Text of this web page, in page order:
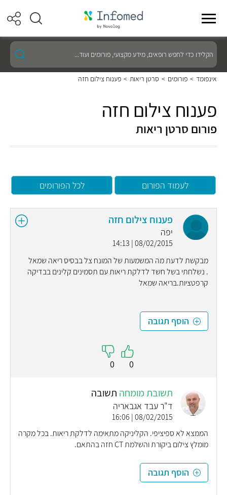
הקלידו
כדי
לחפש
רופאים,
מידע
ועוד...
אינפומד > פורומים > סרטן ריאות > פענוח צילום חזה
פענוח צילום חזה
פורום סרטן ריאות
לעמוד הפורום לכל הפורומים
פענוח צילום חזה
יפה
08/02/2015 | 14:13
מבקשת לדעת מה המשמעות של המונח צל בבסיס ריאה שמאל
. נשלחתי בשל חשד לדלקת ריאות עם תסמינים קלינים בבדיקה
קרפטציות.בריאה שמאל
הוסף תגובה
0
0
תשובת מומחה תשובה
ד"ר עבד אגבאריה
08/02/2015 | 16:06
הממצא לא ספיציפי. הקליניקה מתאימה לדלקת ריאות. בכל מקרה
מומלץ צילום ביקורת והשלמת CT חזה בהתאם.
הוסף תגובה